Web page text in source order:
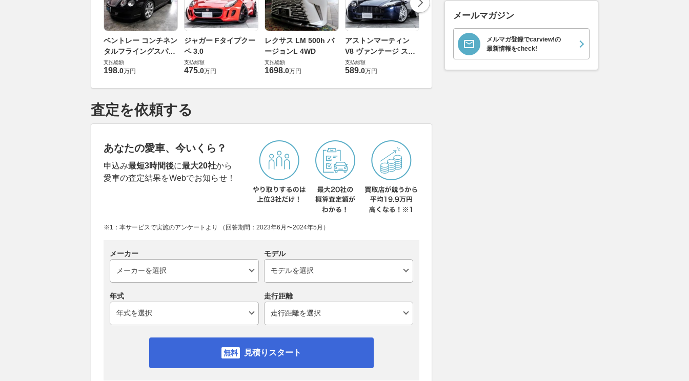
ベントレー コンチネン
タルフライングスパー
6.0 4WD
支払総額
198.0万円
ジャガー Fタイプクー
ペ 3.0
支払総額
475.0万円
レクサス LM 500h バ
ージョンL 4WD
支払総額
1698.0万円
アストンマーティン
V8 ヴァンテージ スポ
ーツシフト
支払総額
589.0万円
ロータス エヴォーラ
エヴォーラ
ホンダ NSX 3.0
支払総額
ースト(第1世代 / RR4)
支払総額
査定を依頼する
あなたの愛車、今いくら？
申込み最短3時間後に最大20社から
愛車の査定結果をWebでお知らせ！
※1：本サービスで実施のアンケートより （回答期間：2023年6月〜2024年5月）
メーカー モデル
年式 走行距離
見積りスタート
メールマガジン
メルマガ登録でcarview!の
最新情報をcheck!